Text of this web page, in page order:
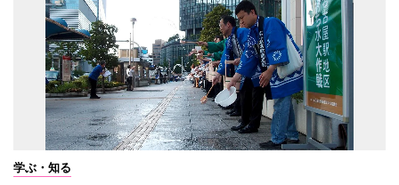
学ぶ・知る